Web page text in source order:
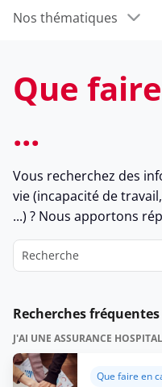
Nos thématiques
Que
...
Vous recherchez des
vie (incapacité de
...) ? Nous apportons
Recherches fréquentes
J'AI UNE ASSURANCE
Que faire en